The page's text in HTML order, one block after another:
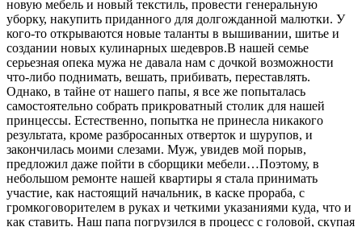
новую мебель и новый текстиль, провести генеральную
уборку, накупить приданного для долгожданной малютки. У
кого-то открываются новые таланты в вышивании, шитье и
создании новых кулинарных шедевров.В нашей семье
серьезная опека мужа не давала нам с дочкой возможности
что-либо поднимать, вешать, прибивать, переставлять.
Однако, в тайне от нашего папы, я все же попыталась
самостоятельно собрать прикроватный столик для нашей
принцессы. Естественно, попытка не принесла никакого
результата, кроме разбросанных отверток и шурупов, и
закончилась моими слезами. Муж, увидев мой порыв,
предложил даже пойти в сборщики мебели…Поэтому, в
небольшом ремонте нашей квартиры я стала принимать
участие, как настоящий начальник, в каске прораба, с
громкоговорителем в руках и четкими указаниями куда, что и
как ставить. Наш папа погрузился в процесс с головой, скупая